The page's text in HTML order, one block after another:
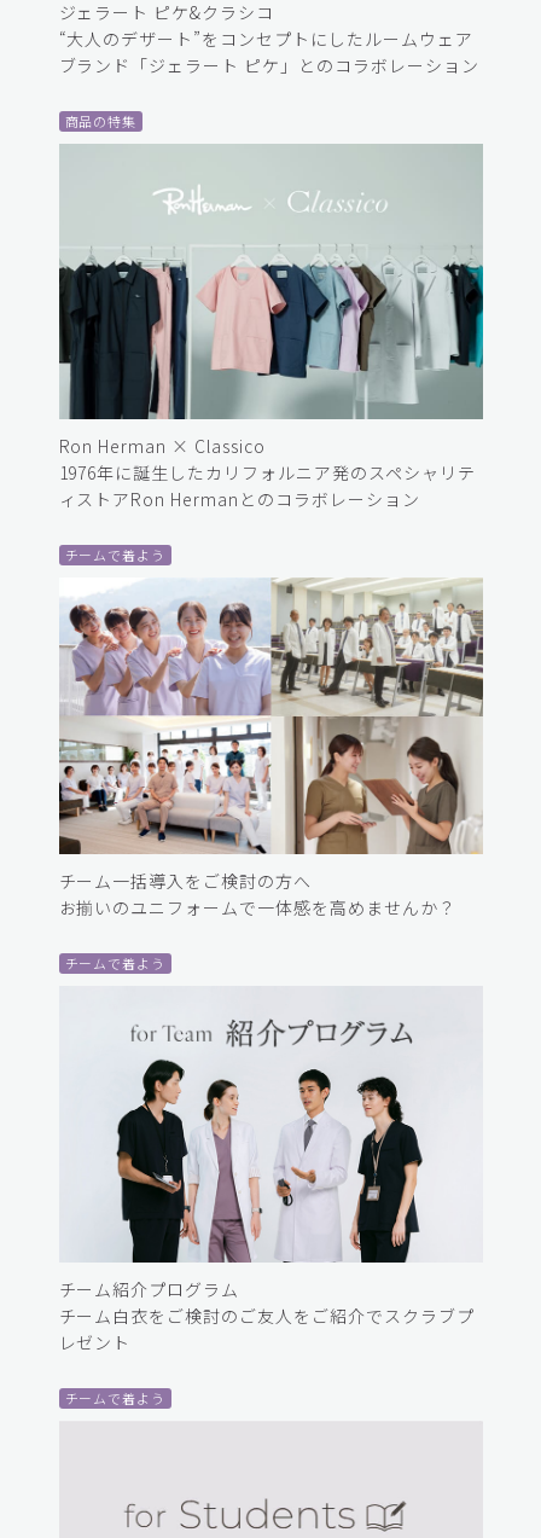
ジェラート ピケ&クラシコ
“大人のデザート”をコンセプトにしたルームウェア
ブランド「ジェラート ピケ」とのコラボレーション
商品の特集
Ron Herman × Classico
1976年に誕生したカリフォルニア発のスペシャリテ
ィストアRon Hermanとのコラボレーション
チームで着よう
チーム一括導入をご検討の方へ
お揃いのユニフォームで一体感を高めませんか？
チームで着よう
チーム紹介プログラム
チーム白衣をご検討のご友人をご紹介でスクラブプ
レゼント
チームで着よう